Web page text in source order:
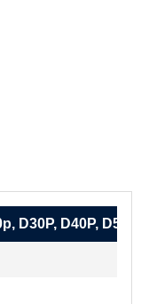
D30P, D40P, D50P